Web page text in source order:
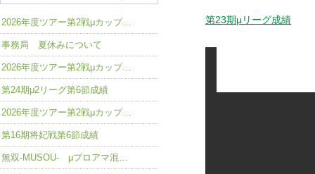
第23期μリーグ成績
2026年度ツアー第2戦μカップ…
事務局 夏休みについて
2026年度ツアー第2戦μカップ…
第24期μ2リーグ第6節成績
2026年度ツアー第2戦μカップ…
第16期将妃戦第6節成績
無双-MUSOU- μプロアマ混…